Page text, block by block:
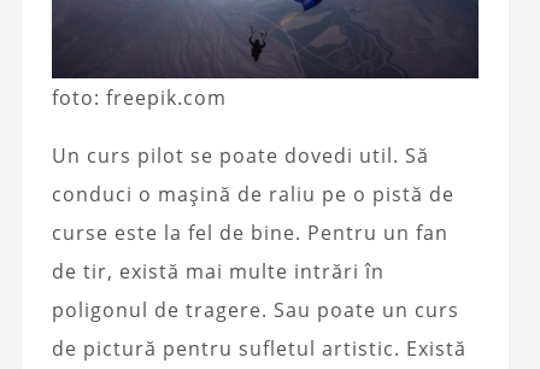
foto: freepik.com
Un curs pilot se poate dovedi util. Să
conduci o mașină de raliu pe o pistă de
curse este la fel de bine. Pentru un fan
de tir, există mai multe intrări în
poligonul de tragere. Sau poate un curs
de pictură pentru sufletul artistic. Există